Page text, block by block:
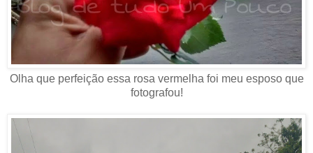
Olha que perfeição essa rosa vermelha foi meu esposo que
fotografou!